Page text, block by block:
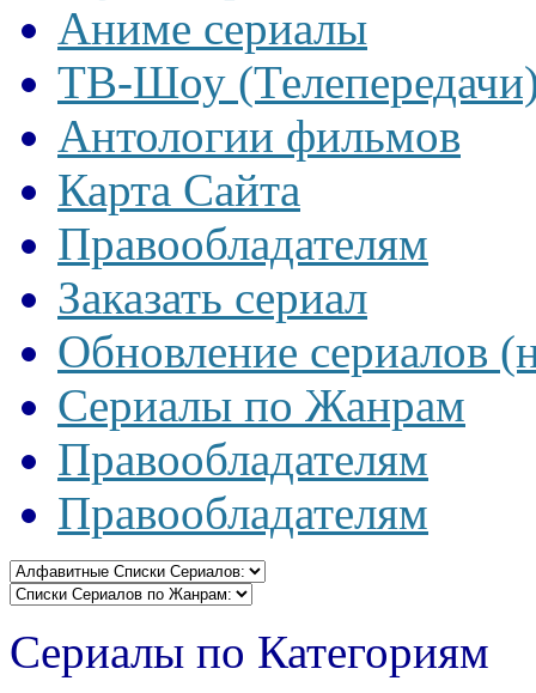
Аниме сериалы
ТВ-Шоу
Антологии фильмов
Карта Сайта
Правообладателям
Заказать сериал
Обновление сериалов
Сериалы по Жанрам
Правообладателям
Правообладателям
Сериалы по Категориям